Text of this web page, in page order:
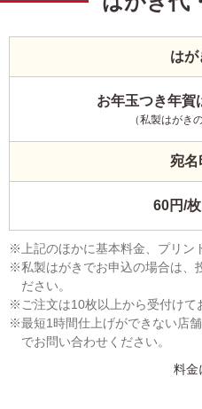
はが
お年玉つき年
（私製はがき
宛名
60円/枚
上記のほかに基本料金、プリ
私製はがきでお申込の場合は、
ださい。
ご注文は10枚以上から受付けて
最短1時間仕上げができない店
でお問い合わせください。
料金